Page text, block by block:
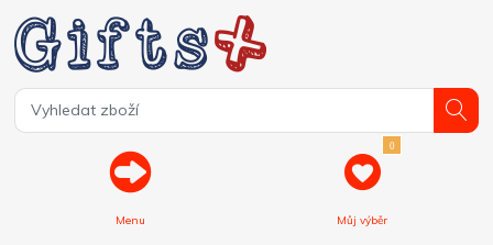
Menu
0
Můj výběr